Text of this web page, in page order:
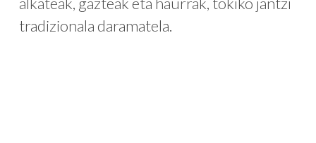
tradizionala daramatela.